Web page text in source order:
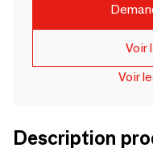
Voir
Voir
Description